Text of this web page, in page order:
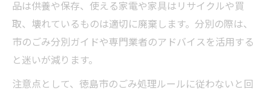
品は供養や保存、使える家電や家具はリサイクルや買
取、壊れているものは適切に廃棄します。分別の際は、
市のごみ分別ガイドや専門業者のアドバイスを活用する
と迷いが減ります。
注意点として、徳島市のごみ処理ルールに従わないと回